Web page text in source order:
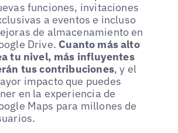
funciones, invitaciones
a eventos e incluso
de almacenamiento en
Drive. Cuanto más alto
tu nivel, más influyentes
tus contribuciones, y el
impacto que puedes
en la experiencia de
Maps para millones de